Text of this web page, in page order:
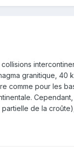
granitique, 40
comme pour les
Cependant,
de la